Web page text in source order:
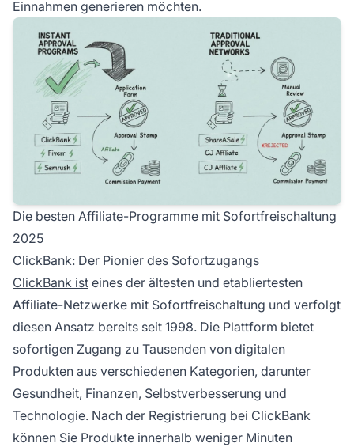
Einnahmen generieren möchten.
Die besten Affiliate-Programme mit Sofortfreischaltung
2025
ClickBank: Der Pionier des Sofortzugangs
ClickBank ist eines der ältesten und etabliertesten
Affiliate-Netzwerke mit Sofortfreischaltung und verfolgt
diesen Ansatz bereits seit 1998. Die Plattform bietet
sofortigen Zugang zu Tausenden von digitalen
Produkten aus verschiedenen Kategorien, darunter
Gesundheit, Finanzen, Selbstverbesserung und
Technologie. Nach der Registrierung bei ClickBank
können Sie Produkte innerhalb weniger Minuten